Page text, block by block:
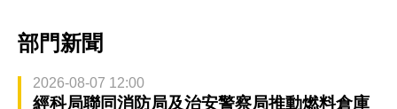
部門新聞
2026-08-07 12:00
經科局聯同消防局及治安警察局推動燃料倉庫